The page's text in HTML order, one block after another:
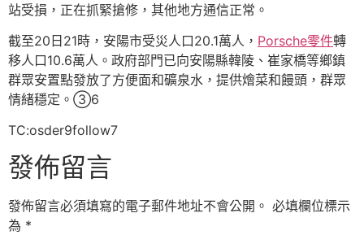
站受損，正在抓緊搶修，其他地方通信正常。
截至20日21時，安陽市受災人口20.1萬人， Porsche零件轉
移人口10.6萬人。政府部門已向安陽縣韓陵、崔家橋等鄉鎮
群眾安置點發放了方便面和礦泉水，提供燴菜和饅頭，群眾
情緒穩定。③6
TC:osder9follow7
發佈留言
發佈留言必須填寫的電子郵件地址不會公開。 必填欄位標示
為 *